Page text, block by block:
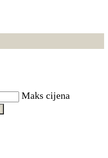
Maks cijena